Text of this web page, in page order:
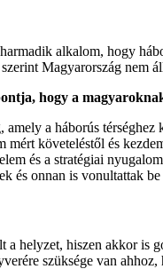
alkalom, hogy
Magyarország nem
hogy a
a háborús
mért követeléstől és
és a stratégiai
és onnan is vonultattak
helyzet, hiszen akkor
szüksége van